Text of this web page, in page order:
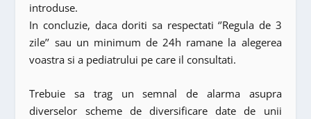
introduse.
In concluzie, daca doriti sa respectati ‘’Regula de 3
zile’’ sau un minimum de 24h ramane la alegerea
voastra si a pediatrului pe care il consultati.
Trebuie sa trag un semnal de alarma asupra
diverselor scheme de diversificare date de unii